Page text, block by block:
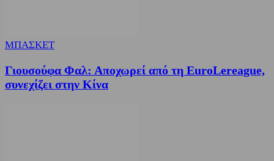
ΜΠΑΣΚΕΤ
Γιουσούφα Φαλ: Αποχωρεί από τη EuroLereague,
συνεχίζει στην Κίνα